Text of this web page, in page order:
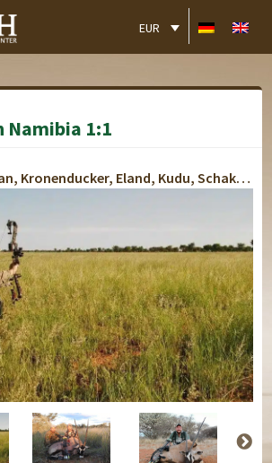
EUR
Namibia 1:1
Streifengnu, Pavian, Kronenducker, Eland, Kudu, Schakal, Oryx, Hartebeest, Steinböckchen, Warzenschwein, Zebra, Weißschwanzgnu, Impala, Springbock